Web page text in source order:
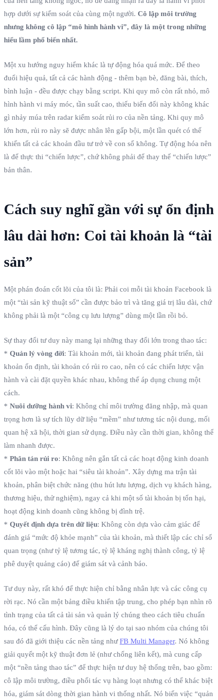
hợp dưới sự kiểm soát của cùng một người. Cô lập môi trường
nhưng không cô lập “mô hình hành vi”, đây là một trong những
hiểu lầm phổ biến nhất.
Một xu hướng nguy hiểm khác là tự động hóa quá mức. Để theo
đuổi hiệu quả, tất cả các hành động - thêm bạn bè, đăng bài, thích,
bình luận - đều được chạy bằng script. Khi quy mô còn rất nhỏ, mô
hình hành vi máy móc, tần suất cao, thiếu biến đổi này không khác
gì nhảy múa trên radar kiểm soát rủi ro của nền tảng. Khi quy mô
lớn hơn, rủi ro này sẽ được nhân lên gấp bội, một lần quét có thể
khiến tất cả các khoản đầu tư trở về con số không. Tự động hóa nên
là để thực thi “chiến lược”, chứ không phải để thay thế “chiến lược”
bản thân.
Cách suy nghĩ gần với sự ổn định
lâu dài hơn: Coi tài khoản là “tài
sản”
Một phán đoán cốt lõi của tôi là: Phải coi mỗi tài khoản Facebook là
một “tài sản kỹ thuật số” cần được bảo trì và tăng giá trị lâu dài, chứ
không phải là một “công cụ lưu lượng” dùng một lần rồi bỏ.
Sự thay đổi tư duy này mang lại những thay đổi lớn trong thao tác:
* Quản lý vòng đời: Tài khoản mới, tài khoản đang phát triển, tài
khoản ổn định, tài khoản có rủi ro cao, nên có các chiến lược vận
hành và cài đặt quyền khác nhau, không thể áp dụng chung một
cách.
* Nuôi dưỡng hành vi: Không chỉ môi trường đăng nhập, mà quan
trọng hơn là sự tích lũy dữ liệu “mềm” như tương tác nội dung, mối
quan hệ xã hội, thời gian sử dụng. Điều này cần thời gian, không thể
làm nhanh được.
* Phân tán rủi ro: Không nên gắn tất cả các hoạt động kinh doanh
cốt lõi vào một hoặc hai “siêu tài khoản”. Xây dựng ma trận tài
khoản, phân biệt chức năng (thu hút lưu lượng, dịch vụ khách hàng,
thương hiệu, thử nghiệm), ngay cả khi một số tài khoản bị tổn hại,
hoạt động kinh doanh cũng không bị đình trệ.
* Quyết định dựa trên dữ liệu: Không còn dựa vào cảm giác để
đánh giá “mức độ khỏe mạnh” của tài khoản, mà thiết lập các chỉ số
quan trọng (như tỷ lệ tương tác, tỷ lệ kháng nghị thành công, tỷ lệ
phê duyệt quảng cáo) để giám sát và cảnh báo.
Tư duy này, rất khó để thực hiện chỉ bằng nhân lực và các công cụ
rời rạc. Nó cần một bảng điều khiển tập trung, cho phép bạn nhìn rõ
tình trạng của tất cả tài sản và quản lý chúng theo cách tiêu chuẩn
hóa, có thể cấu hình. Đây cũng là lý do tại sao nhóm của chúng tôi
sau đó đã giới thiệu các nền tảng nhưFB Multi Manager. Nó không
giải quyết một kỹ thuật đơn lẻ (như chống liên kết), mà cung cấp
một “nền tảng thao tác” để thực hiện tư duy hệ thống trên, bao gồm:
cô lập môi trường, điều phối tác vụ hàng loạt nhưng có thể khác biệt
hóa, giám sát dòng thời gian hành vi thống nhất. Nó biến việc “quản